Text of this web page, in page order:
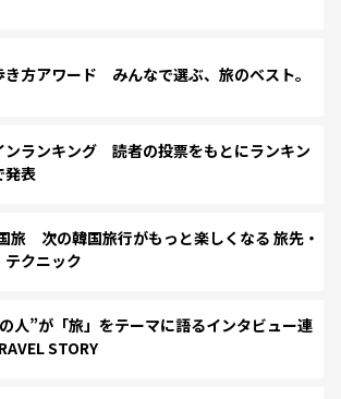
き方アワード みんなで選ぶ、旅のベスト。
ンランキング 読者の投票をもとにランキン
発表
旅 次の韓国旅行がもっと楽しくなる 旅先・
テクニック
人”が「旅」をテーマに語るインタビュー連
STORY